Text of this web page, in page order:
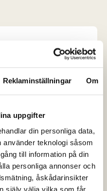
Reklaminställningar Om
uppgifter
din personliga data,
teknologi såsom
till information på din
personliga annonser och
åskådarinsikter
själv välja vilka som får
Felix -1
+2
+2